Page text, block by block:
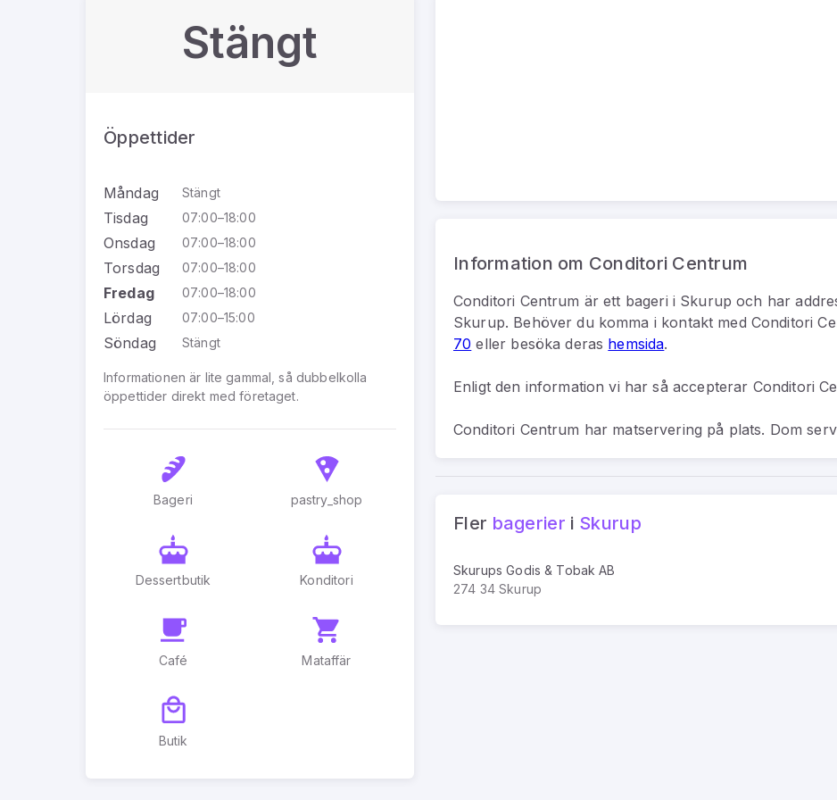
Stängt
Öppettider
Måndag Stängt
Tisdag 07:00–18:00
Onsdag 07:00–18:00
Torsdag 07:00–18:00
Fredag 07:00–18:00
Lördag 07:00–15:00
Söndag Stängt
Informationen är lite gammal, så dubbelkolla
öppettider direkt med företaget.
Bageri pastry_shop
Dessertbutik Konditori
Café Mataffär
Butik
Information om Conditori Centrum
Conditori Centrum ärett bageri i Skurup och har
Skurup. Behöver du komma i kontakt med Conditori
70 eller besöka deras hemsida.
Enligt den information vi har så accepterar Conditori
Conditori Centrum har matservering på plats. Dom
Fler bagerier i Skurup
Skurups Godis & Tobak AB
274 34 Skurup